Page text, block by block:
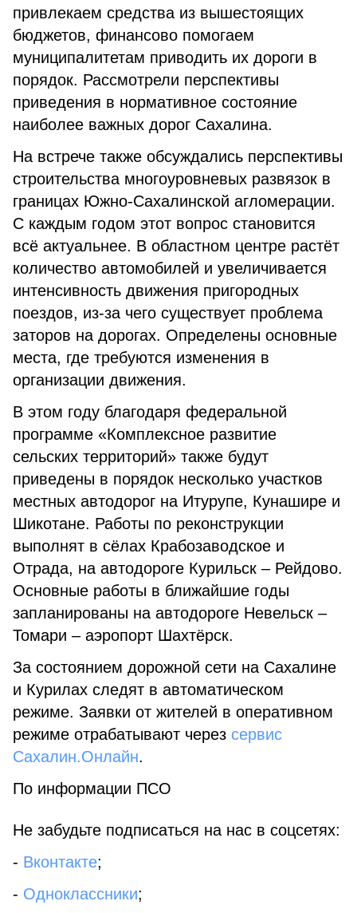
привлекаем средства из вышестоящих
бюджетов, финансово помогаем
муниципалитетам приводить их дороги в
порядок. Рассмотрели перспективы
приведения в нормативное состояние
наиболее важных дорог Сахалина.
На встрече также обсуждались перспективы
строительства многоуровневых развязок в
границах Южно-Сахалинской агломерации.
С каждым годом этот вопрос становится
всё актуальнее. В областном центре растёт
количество автомобилей и увеличивается
интенсивность движения пригородных
поездов, из-за чего существует проблема
заторов на дорогах. Определены основные
места, где требуются изменения в
организации движения.
В этом году благодаря федеральной
программе «Комплексное развитие
сельских территорий» также будут
приведены в порядок несколько участков
местных автодорог на Итурупе, Кунашире и
Шикотане. Работы по реконструкции
выполнят в сёлах Крабозаводское и
Отрада, на автодороге Курильск – Рейдово.
Основные работы в ближайшие годы
запланированы на автодороге Невельск –
Томари – аэропорт Шахтёрск.
За состоянием дорожной сети на Сахалине
и Курилах следят в автоматическом
режиме. Заявки от жителей в оперативном
режиме отрабатывают через сервис
Сахалин.Онлайн.
По информации ПСО
Не забудьте подписаться на нас в соцсетях:
- Вконтакте;
- Одноклассники;